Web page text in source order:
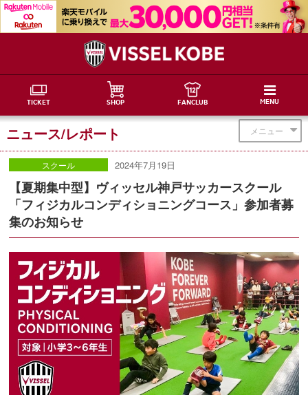
TICKET SHOP FANCLUB MENU
メニュー
ニュース/レポート
スクール 2024年7月19日
【夏期集中型】ヴィッセル神戸サッカースクール
「フィジカルコンディショニングコース」参加者募
集のお知らせ